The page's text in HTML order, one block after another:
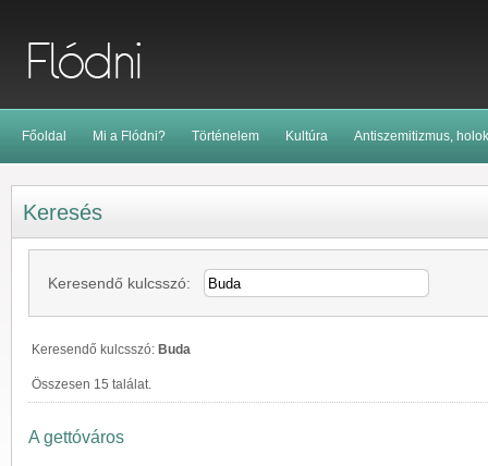
Főoldal Mi a Flódni? Történelem Kultúra Antiszemitizmus,
Keresés
Keresendő kulcsszó:
Keresendő kulcsszó: Buda
Összesen 15 találat.
A gettóváros